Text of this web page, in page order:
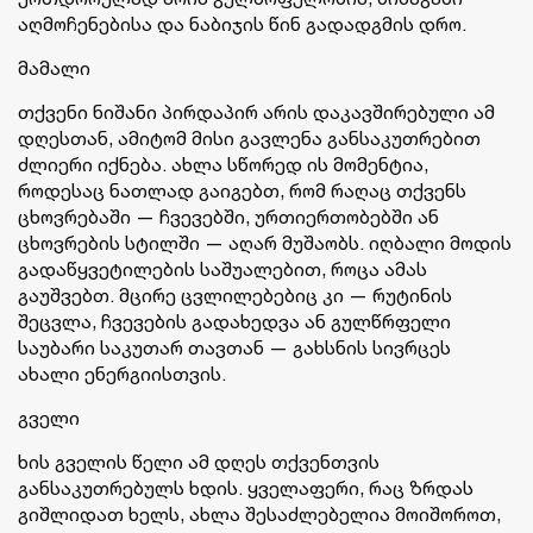
აღმოჩენებისა და ნაბიჯის წინ გადადგმის დრო.
მამალი
თქვენი ნიშანი პირდაპირ არის დაკავშირებული ამ
დღესთან, ამიტომ მისი გავლენა განსაკუთრებით
ძლიერი იქნება. ახლა სწორედ ის მომენტია,
როდესაც ნათლად გაიგებთ, რომ რაღაც თქვენს
ცხოვრებაში — ჩვევებში, ურთიერთობებში ან
ცხოვრების სტილში — აღარ მუშაობს. იღბალი მოდის
გადაწყვეტილების საშუალებით, როცა ამას
გაუშვებთ. მცირე ცვლილებებიც კი — რუტინის
შეცვლა, ჩვევების გადახედვა ან გულწრფელი
საუბარი საკუთარ თავთან — გახსნის სივრცეს
ახალი ენერგიისთვის.
გველი
ხის გველის წელი ამ დღეს თქვენთვის
განსაკუთრებულს ხდის. ყველაფერი, რაც ზრდას
გიშლიდათ ხელს, ახლა შესაძლებელია მოიშოროთ,